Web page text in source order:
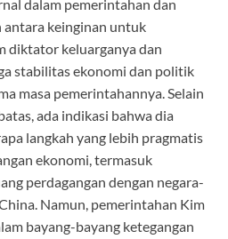
dalam pemerintahan dan
antara keinginan untuk
diktator keluarganya dan
stabilitas ekonomi dan politik
masa pemerintahannya. Selain
ada indikasi bahwa dia
langkah yang lebih pragmatis
ekonomi, termasuk
perdagangan dengan negara-
Namun, pemerintahan Kim
bayang-bayang ketegangan